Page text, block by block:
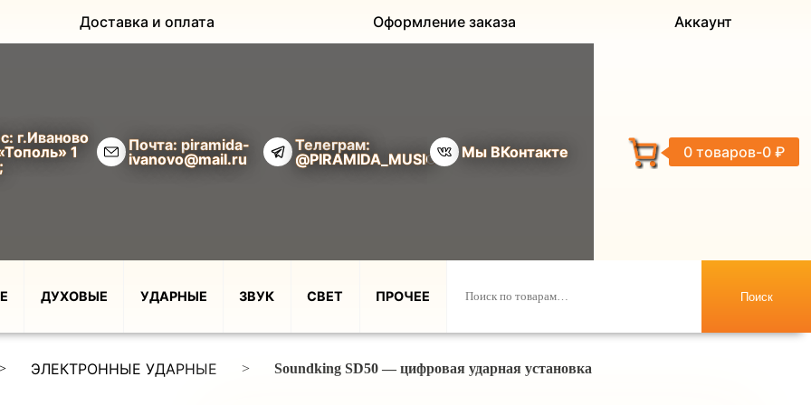
Доставка и оплата Оформление заказа Аккаунт
г.Иваново
1
Почта: piramida-
ivanovo@mail.ru
Телеграм:
@PIRAMIDA_MUSIC
Мы ВКонтакте 0 товаров 0 ₽
ДУХОВЫЕ УДАРНЫЕ ЗВУК СВЕТ ПРОЧЕЕ Поиск
ЭЛЕКТРОННЫЕ УДАРНЫЕ > Soundking SD50 — цифровая ударная установка